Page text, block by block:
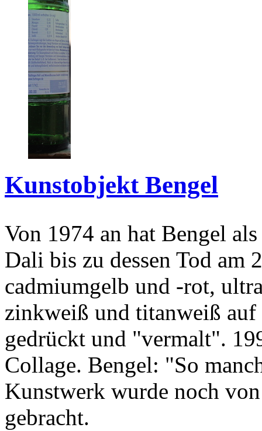
Kunstobjekt Bengel
Von 1974 an hat Bengel
Dali bis zu dessen Tod am
cadmiumgelb und -rot,
zinkweiß und titanweiß
gedrückt und "vermalt".
Collage. Bengel: "So
Kunstwerk wurde noch
gebracht.